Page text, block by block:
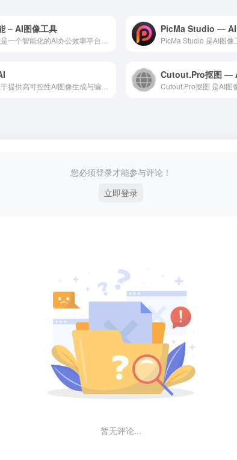
– AI图像工具
您必须登录才能参与评论！
立即登录
暂无评论...